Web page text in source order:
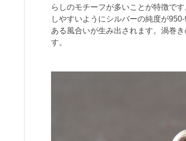
らしのモチーフが多いことが特徴で
しやすいようにシルバーの純度が
ある風合いが生み出されます。渦巻
す。